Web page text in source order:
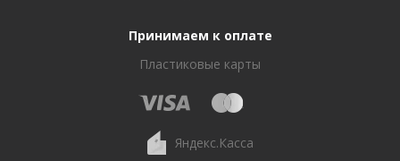
Принимаем к оплате
Пластиковые карты
Яндекс.Касса